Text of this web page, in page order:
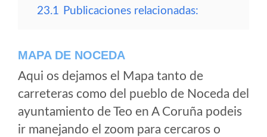
23.1 Publicaciones relacionadas:
MAPA DE NOCEDA
Aqui os dejamos el Mapa tanto de
carreteras como del pueblo de Noceda del
ayuntamiento de Teo en A Coruña podeis
ir manejando el zoom para cercaros o